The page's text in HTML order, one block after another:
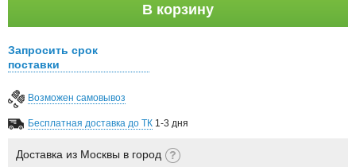
В корзину
Запросить срок
поставки
Возможен самовывоз
Бесплатная доставка до ТК 1-3 дня
Доставка из Москвы в город